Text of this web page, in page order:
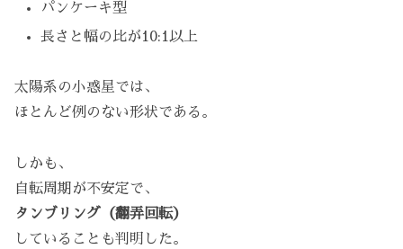
パンケーキ型
長さと幅の比が10:1以上
太陽系の小惑星では、
ほとんど例のない形状である。
しかも、
自転周期が不安定で、
タンブリング（翻弄回転）
していることも判明した。